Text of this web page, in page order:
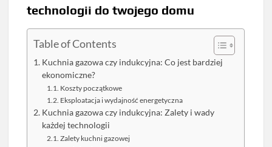
technologii do twojego domu
Table of Contents
Kuchnia gazowa czy indukcyjna: Co jest bardziej
ekonomiczne?
Koszty początkowe
Eksploatacja i wydajność energetyczna
Kuchnia gazowa czy indukcyjna: Zalety i wady
każdej technologii
Zalety kuchni gazowej